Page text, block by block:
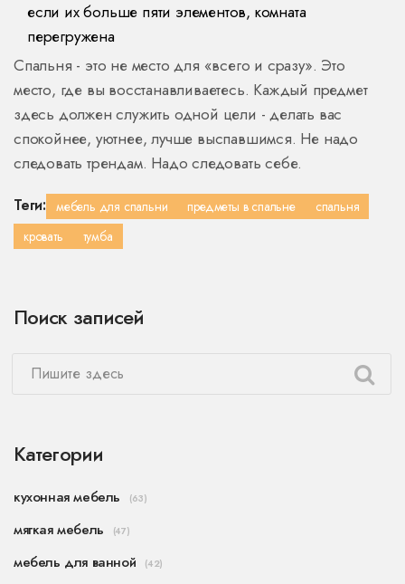
если их больше пяти элементов, комната
перегружена
Спальня - это не место для «всего и сразу». Это
место, где вы восстанавливаетесь. Каждый предмет
здесь должен служить одной цели - делать вас
спокойнее, уютнее, лучше выспавшимся. Не надо
следовать трендам. Надо следовать себе.
Теги: мебель для спальни предметы в спальне
спальня
кровать
тумба
Поиск записей
Категории
кухонная мебель (63)
мягкая мебель (47)
мебель для ванной (42)